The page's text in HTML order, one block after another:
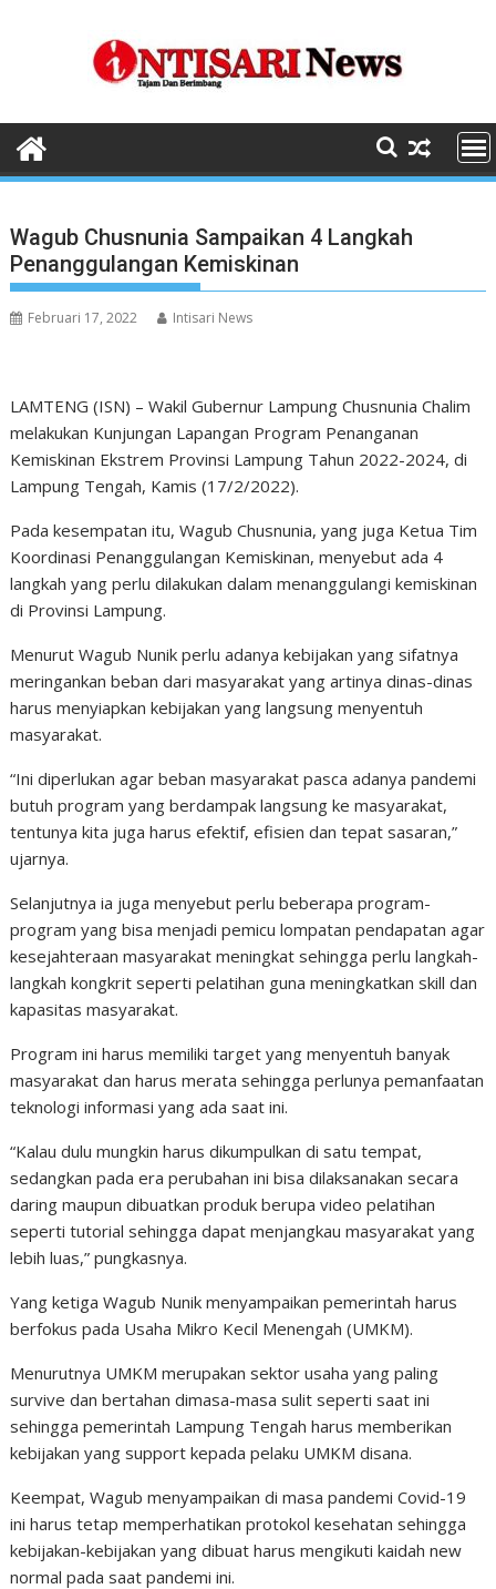
Wagub Chusnunia Sampaikan 4 Langkah
Penanggulangan Kemiskinan
Februari 17, 2022 Intisari News
LAMTENG (ISN) – Wakil Gubernur Lampung Chusnunia Chalim
melakukan Kunjungan Lapangan Program Penanganan
Kemiskinan Ekstrem Provinsi Lampung Tahun 2022-2024, di
Lampung Tengah, Kamis (17/2/2022).
Pada kesempatan itu, Wagub Chusnunia, yang juga Ketua Tim
Koordinasi Penanggulangan Kemiskinan, menyebut ada 4
langkah yang perlu dilakukan dalam menanggulangi kemiskinan
di Provinsi Lampung.
Menurut Wagub Nunik perlu adanya kebijakan yang sifatnya
meringankan beban dari masyarakat yang artinya dinas-dinas
harus menyiapkan kebijakan yang langsung menyentuh
masyarakat.
“Ini diperlukan agar beban masyarakat pasca adanya pandemi
butuh program yang berdampak langsung ke masyarakat,
tentunya kita juga harus efektif, efisien dan tepat sasaran,”
ujarnya.
Selanjutnya ia juga menyebut perlu beberapa program-
program yang bisa menjadi pemicu lompatan pendapatan agar
kesejahteraan masyarakat meningkat sehingga perlu langkah-
langkah kongkrit seperti pelatihan guna meningkatkan skill dan
kapasitas masyarakat.
Program ini harus memiliki target yang menyentuh banyak
masyarakat dan harus merata sehingga perlunya pemanfaatan
teknologi informasi yang ada saat ini.
“Kalau dulu mungkin harus dikumpulkan di satu tempat,
sedangkan pada era perubahan ini bisa dilaksanakan secara
daring maupun dibuatkan produk berupa video pelatihan
seperti tutorial sehingga dapat menjangkau masyarakat yang
lebih luas,” pungkasnya.
Yang ketiga Wagub Nunik menyampaikan pemerintah harus
berfokus pada Usaha Mikro Kecil Menengah (UMKM).
Menurutnya UMKM merupakan sektor usaha yang paling
survive dan bertahan dimasa-masa sulit seperti saat ini
sehingga pemerintah Lampung Tengah harus memberikan
kebijakan yang support kepada pelaku UMKM disana.
Keempat, Wagub menyampaikan di masa pandemi Covid-19
ini harus tetap memperhatikan protokol kesehatan sehingga
kebijakan-kebijakan yang dibuat harus mengikuti kaidah new
normal pada saat pandemi ini.